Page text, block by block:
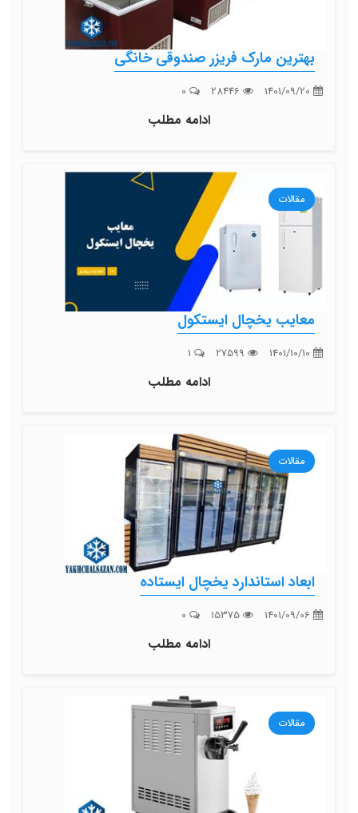
بهترین مارک فریزر صندوقی خانگی
ادامه مطلب
مقالات
معایب یخچال ایستکول
ادامه مطلب
مقالات
ابعاد استاندارد یخچال ایستاده
ادامه مطلب
مقالات